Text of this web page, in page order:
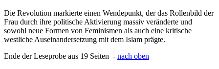
Die Revolution markierte einen Wendepunkt, der das Rollenbild der
Frau durch ihre politische Aktivierung massiv veränderte und
sowohl neue Formen von Feminismen als auch eine kritische
westliche Auseinandersetzung mit dem Islam prägte.
Ende der Leseprobe aus 19 Seiten - nach oben